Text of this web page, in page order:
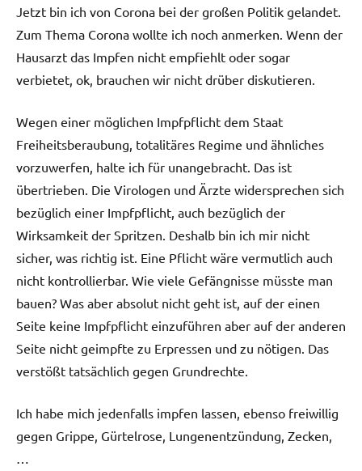
Jetzt bin ich von Corona bei der großen Politik gelandet.
Zum Thema Corona wollte ich noch anmerken. Wenn der
Hausarzt das Impfen nicht empfiehlt oder sogar
verbietet, ok, brauchen wir nicht drüber diskutieren.
Wegen einer möglichen Impfpflicht dem Staat
Freiheitsberaubung, totalitäres Regime und ähnliches
vorzuwerfen, halte ich für unangebracht. Das ist
übertrieben. Die Virologen und Ärzte widersprechen sich
bezüglich einer Impfpflicht, auch bezüglich der
Wirksamkeit der Spritzen. Deshalb bin ich mir nicht
sicher, was richtig ist. Eine Pflicht wäre vermutlich auch
nicht kontrollierbar. Wie viele Gefängnisse müsste man
bauen? Was aber absolut nicht geht ist, auf der einen
Seite keine Impfpflicht einzuführen aber auf der anderen
Seite nicht geimpfte zu Erpressen und zu nötigen. Das
verstößt tatsächlich gegen Grundrechte.
Ich habe mich jedenfalls impfen lassen, ebenso freiwillig
gegen Grippe, Gürtelrose, Lungenentzündung, Zecken,